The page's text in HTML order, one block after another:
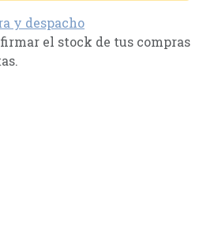
y despacho
el stock de tus compras